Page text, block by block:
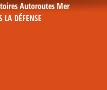
Autoroutes Mer
DÉFENSE